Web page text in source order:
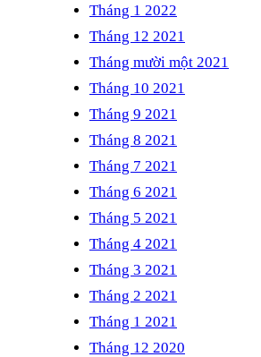
Tháng 1 2022
Tháng 12 2021
Tháng mười một 2021
Tháng 10 2021
Tháng 9 2021
Tháng 8 2021
Tháng 7 2021
Tháng 6 2021
Tháng 5 2021
Tháng 4 2021
Tháng 3 2021
Tháng 2 2021
Tháng 1 2021
Tháng 12 2020